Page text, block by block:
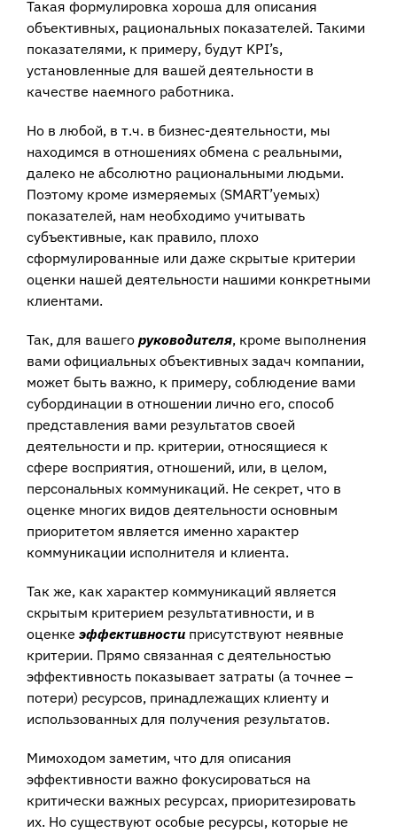
Такая формулировка хороша для описания
объективных, рациональных показателей. Такими
показателями, к примеру, будут KPI’s,
установленные для вашей деятельности в
качестве наемного работника.
Но в любой, в т.ч. в бизнес-деятельности, мы
находимся в отношениях обмена с реальными,
далеко не абсолютно рациональными людьми.
Поэтому кроме измеряемых (SMART’уемых)
показателей, нам необходимо учитывать
субъективные, как правило, плохо
сформулированные или даже скрытые критерии
оценки нашей деятельности нашими конкретными
клиентами.
Так, для вашего руководителя, кроме выполнения
вами официальных объективных задач компании,
может быть важно, к примеру, соблюдение вами
субординации в отношении лично его, способ
представления вами результатов своей
деятельности и пр. критерии, относящиеся к
сфере восприятия, отношений, или, в целом,
персональных коммуникаций. Не секрет, что в
оценке многих видов деятельности основным
приоритетом является именно характер
коммуникации исполнителя и клиента.
Так же, как характер коммуникаций является
скрытым критерием результативности, и в
оценке эффективности присутствуют неявные
критерии. Прямо связанная с деятельностью
эффективность показывает затраты (а точнее –
потери) ресурсов, принадлежащих клиенту и
использованных для получения результатов.
Мимоходом заметим, что для описания
эффективности важно фокусироваться на
критически важных ресурсах, приоритезировать
их. Но существуют особые ресурсы, которые не